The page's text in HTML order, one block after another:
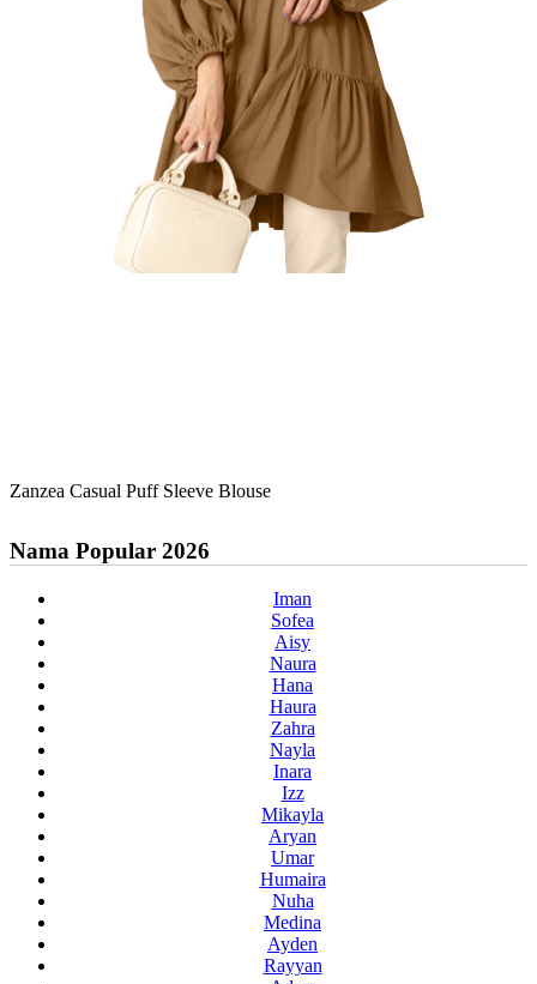
Zanzea Casual Puff Sleeve Blouse
Nama Popular 2026
Iman
Sofea
Aisy
Naura
Hana
Haura
Zahra
Nayla
Inara
Izz
Mikayla
Aryan
Umar
Humaira
Nuha
Medina
Ayden
Rayyan